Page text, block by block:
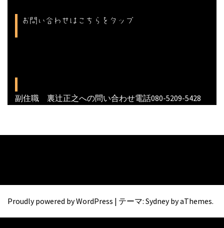
お問い合わせはこちらをタップ
副住職 裏辻正之への問い合わせ電話080-5209-5428
Proudly powered by WordPress | テーマ: Sydneyby aThemes.